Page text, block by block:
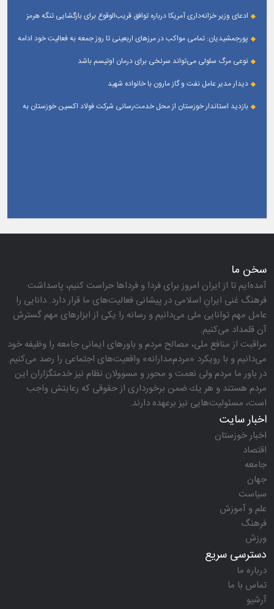
ادعای وزیر خزانه‌داری آمریکا درباره توافق قریب‌الوقوع برای بازگشایی تنگه هرمز
پورجمشیدیان: تمامی مواکب در مرزهای اربعینی تا روز جمعه به فعالیت خود ادامه
نوعی مرگ سلولی می‌تواند سرنخی برای درمان اوتیسم باشد
دیدار مدیر عامل نفت و گاز مارون با خانواده شهید
بازدید استاندار خوزستان از محل خدمت‌رسانی شرکت فولاد اکسین خوزستان به
سخن ما
آمده‌ایم تا از ایران امروز برای فردا و فرداها حراست كنیم، پاسداشت
فرهنگ غنی ایرانِ اسلامی در پیشانی فعالیت‌های ما قرار دارد. دانایی را
عامل مهم توانایی ملی می‌دانیم و رسانه را یكی از ابزارهای مهم گسترش
آن قلمداد می‌كنیم.
مراقبت از منافع ملی، مصالح مردم و باورهای ایمانی جامعه را وظیفه خود
می‌دانیم و با رویكرد «مردم‌مدارانه‌» واقعیت‌های اجتماعی را رصد می‌كنیم.
در باور ما مردم ولی نعمت و محور و مسوولان نظام نیز خدمتگزاران این
مردم هستند و هر یك ضمن برخورداری از حقوقی كه رعایتش واجب
است، مسئولیت‌هایی نیز برعهده دارند.
اخبار سایت
اخبار خوزستان
اقتصاد
جامعه
جهان
سیاست
علم و آموزش
فرهنگ
ورزش
دسترسی سریع
درباره ما
تماس با ما
آرشیو